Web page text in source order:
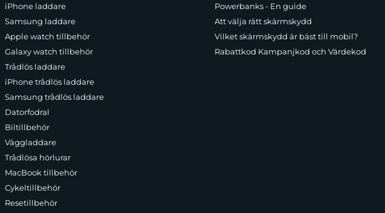
iPhone laddare
Samsung laddare
Apple watch tillbehör
Galaxy watch tillbehör
Trådlös laddare
iPhone trådlös laddare
Samsung trådlös laddare
Datorfodral
Biltillbehör
Väggladdare
Trådlösa hörlurar
MacBook tillbehör
Cykeltillbehör
Resetillbehör
Powerbanks - En guide
Att välja rätt skärmskydd
Vilket skärmskydd är bäst till mobil?
Rabattkod Kampanjkod och Värdekod